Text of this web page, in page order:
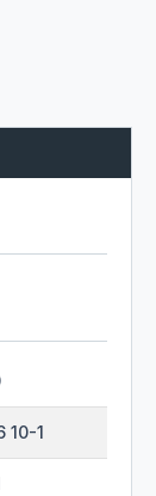
10-1